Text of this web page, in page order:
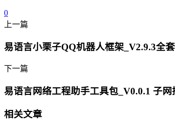
0
上一篇
易语言小栗子QQ机器人框架_V2.9.3全
下一篇
易语言网络工程助手工具包_V0.0.1 子
相关文章